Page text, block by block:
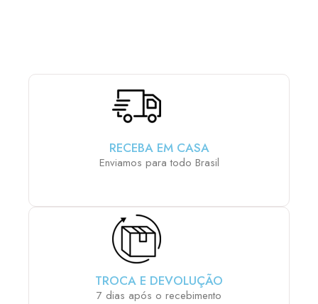
RECEBA EM CASA
Enviamos para todo Brasil
TROCA E DEVOLUÇÃO
7 dias após o recebimento